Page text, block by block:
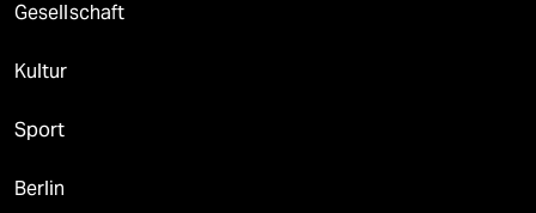
Gesellschaft
Kultur
Sport
Berlin